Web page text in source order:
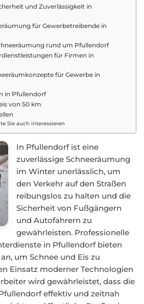
und Zuverlässigkeit in
für Gewerbetreibende in
rund um Pfullendorf
für Firmen in
für Gewerbe in
in Pfullendorf
von 50 km
Sie auch interessieren
In Pfullendorf ist eine
zuverlässige Schneeräumung
im Winter unerlässlich, um
den Verkehr auf den Straßen
reibungslos zu halten und die
Sicherheit von Fußgängern
und Autofahrern zu
gewährleisten. Professionelle
in Pfullendorf bieten
um Schnee und Eis zu
Einsatz moderner Technologien
wird gewährleistet, dass die
effektiv und zeitnah